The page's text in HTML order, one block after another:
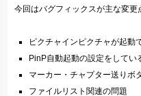
今回はバグフィックスが主な変更
ピクチャインピクチャが起動
PinP自動起動の設定をしてい
マーカー・チャプター送りボ
ファイルリスト関連の問題